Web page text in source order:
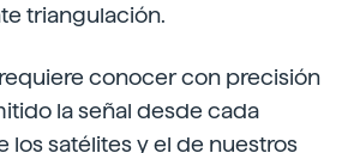
triangulación.
conocer con precisión
la señal desde cada
los satélites y el de nuestros